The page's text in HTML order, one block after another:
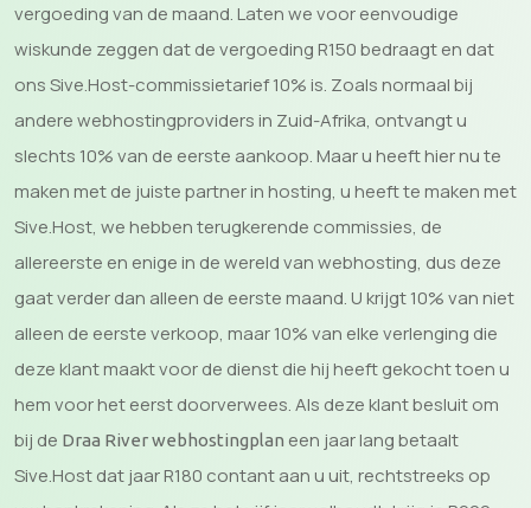
vergoeding van de maand. Laten we voor eenvoudige
wiskunde zeggen dat de vergoeding R150 bedraagt ​​en dat
ons Sive.Host-commissietarief 10% is. Zoals normaal bij
andere webhostingproviders in Zuid-Afrika, ontvangt u
slechts 10% van de eerste aankoop. Maar u heeft hier nu te
maken met de juiste partner in hosting, u heeft te maken met
Sive.Host, we hebben terugkerende commissies, de
allereerste en enige in de wereld van webhosting, dus deze
gaat verder dan alleen de eerste maand. U krijgt 10% van niet
alleen de eerste verkoop, maar 10% van elke verlenging die
deze klant maakt voor de dienst die hij heeft gekocht toen u
hem voor het eerst doorverwees. Als deze klant besluit om
bij de Draa River webhostingplan een jaar lang betaalt
Sive.Host dat jaar R180 contant aan u uit, rechtstreeks op